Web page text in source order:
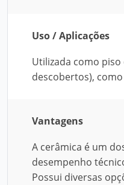
Uso / Aplicações
Utilizada como
descobertos),
Vantagens
A cerâmica é um
desempenho
Possui diversas